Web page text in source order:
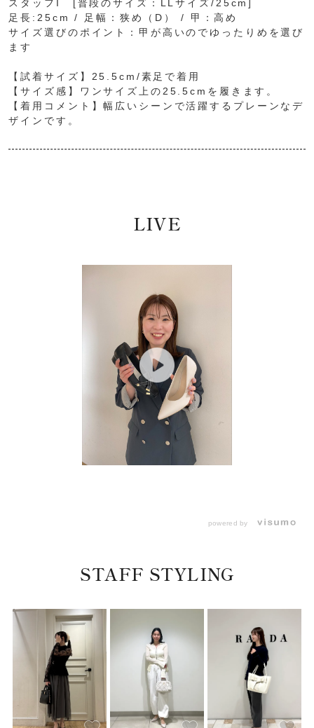
スタッフI [普段のサイズ：LLサイズ/25cm]
足長:25cm / 足幅：狭め（D） / 甲：高め
サイズ選びのポイント：甲が高いのでゆったりめを選び
ます
【試着サイズ】25.5cm/素足で着用
【サイズ感】ワンサイズ上の25.5cmを履きます。
【着用コメント】幅広いシーンで活躍するプレーンなデ
ザインです。
LIVE
powered by
STAFF STYLING